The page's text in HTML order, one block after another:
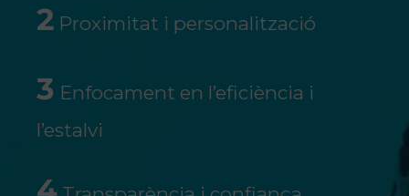
2 Proximitat i personalització
3 Enfocament en l’eficiència i
l’estalvi